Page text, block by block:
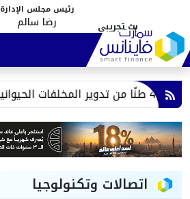
رئيس مجلس الإدارة
رضا سالم
اتصالات وتكنولوجيا